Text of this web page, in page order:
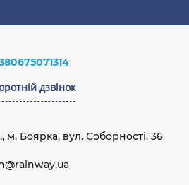
дзвінок
м. Боярка, вул. Соборності, 36